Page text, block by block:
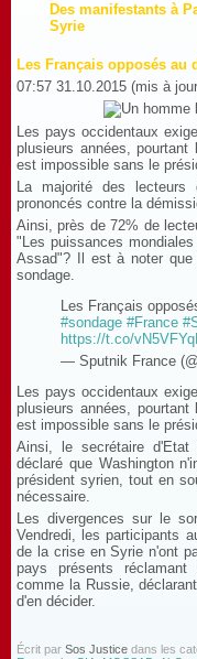
Des manifestants à
Syrie
Les Français opposés au
07:57 31.10.2015 (mis à
Les pays occidentaux
plusieurs années,
est impossible sans le
La majorité des lecteurs
prononcés contre la
Ainsi, près de 72% de
"Les puissances
Assad"? Il est à noter que
sondage.
Les Français
#sondage #France
https://t.co/
— Sputnik France
Les pays occidentaux
plusieurs années,
est impossible sans le
Ainsi, le secrétaire
déclaré que Washington
président syrien, tout en
nécessaire.
Les divergences sur le
Vendredi, les participants
de la crise en Syrie n'ont
pays présents
comme la Russie,
d'en décider.
Écrit par Sos Justice dans les